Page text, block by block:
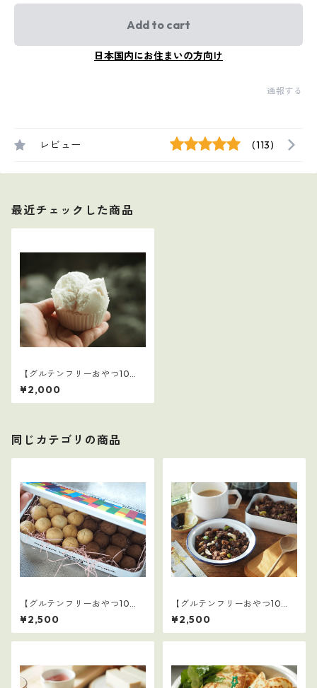
Add to cart
日本国内にお住まいの方向け
通報する
レビュー (113)
最近チェックした商品
【グルテンフリーおやつ10
選】1
¥2,000
同じカテゴリの商品
【グルテンフリーおやつ10
選】バレンタインセット
¥2,500
【グルテンフリーおやつ10
選】6
¥2,500